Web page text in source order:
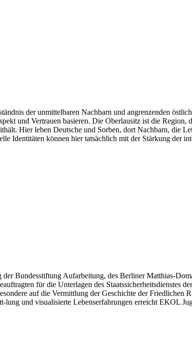
der unmittelbaren Nachbarn und angrenzenden
und Vertrauen basieren. Die Oberlausitz ist die
Hier leben Deutsche und Sorben, dort Nachbarn, die
Identitäten können hier tatsächlich mit der Stärkung der
Bundesstiftung Aufarbeitung, des Berliner Matthias-
für die Unterlagen des Staatssicherheitsdienstes
auf die Vermittlung der Geschichte der Friedlichen
und visualisierte Lebenserfahrungen erreicht EKOL